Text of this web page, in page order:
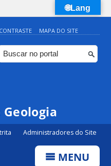
Simplifique!
Comunica BR
Participe
Canais
MAPA DO SITE
Administradores do Site
MENU
🌐Lang